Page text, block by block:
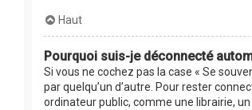
Haut
Pourquoi suis-je déconnecté
Si vous ne cochez pas la case « Se
par quelqu’un d’autre. Pour rester
ordinateur public, comme une librairie,